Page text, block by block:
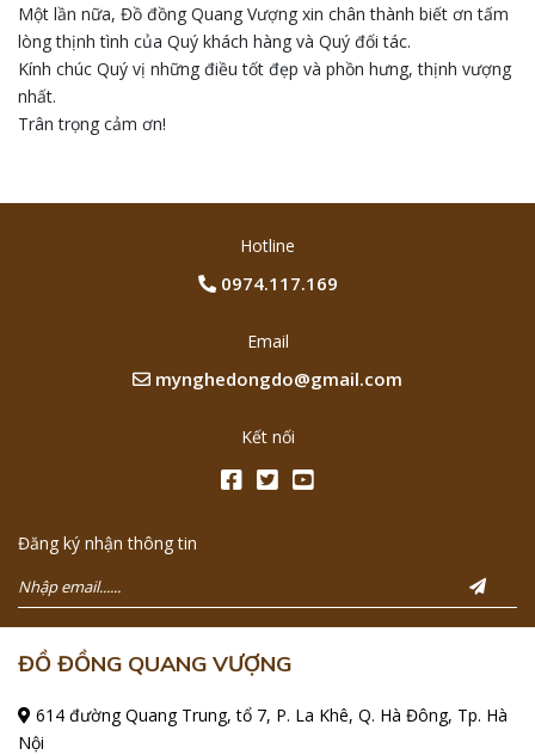
Một lần nữa, Đồ đồng Quang Vượng xin chân thành biết ơn tấm
lòng thịnh tình của Quý khách hàng và Quý đối tác.
Kính chúc Quý vị những điều tốt đẹp và phồn hưng, thịnh vượng
nhất.
Trân trọng cảm ơn!
Hotline
0974.117.169
Email
mynghedongdo@gmail.com
Kết nối
Đăng ký nhận thông tin
ĐỒ ĐỒNG QUANG VƯỢNG
614 đường Quang Trung, tổ 7, P. La Khê, Q. Hà Đông, Tp. Hà
Nội